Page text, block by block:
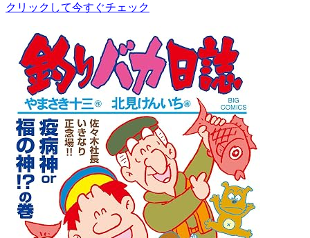
クリックして今すぐチェック